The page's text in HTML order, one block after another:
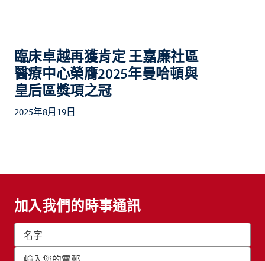
臨床卓越再獲肯定 王嘉廉社區
醫療中心榮膺2025年曼哈頓與
皇后區獎項之冠
2025年8月19日
加入我們的時事通訊